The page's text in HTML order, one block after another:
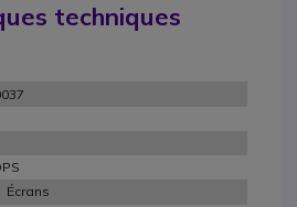
techniques
Écrans